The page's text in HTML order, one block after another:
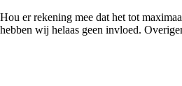
Hou er rekening mee dat het tot
hebben wij helaas geen invloed.